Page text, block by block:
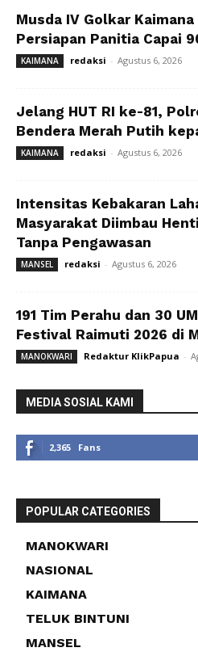
Musda IV Golkar
Persiapan Panitia Capai
KAIMANA redaksi - Agustus 6, 2026
Jelang HUT RI ke-81,
Bendera Merah Putih
KAIMANA redaksi - Agustus 6, 2026
Intensitas Kebakaran
Masyarakat Diimbau
Tanpa Pengawasan
MANSEL redaksi - Agustus 6, 2026
191 Tim Perahu dan 30
Festival Raimuti 2026 di
MANOKWARI Redaktur KlikPapua -
MEDIA SOSIAL KAMI
2,365 Fans
POPULAR CATEGORIES
MANOKWARI
NASIONAL
KAIMANA
TELUK BINTUNI
MANSEL